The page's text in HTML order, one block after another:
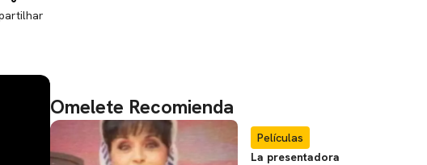
Omelete Recomienda
Películas
La presentadora